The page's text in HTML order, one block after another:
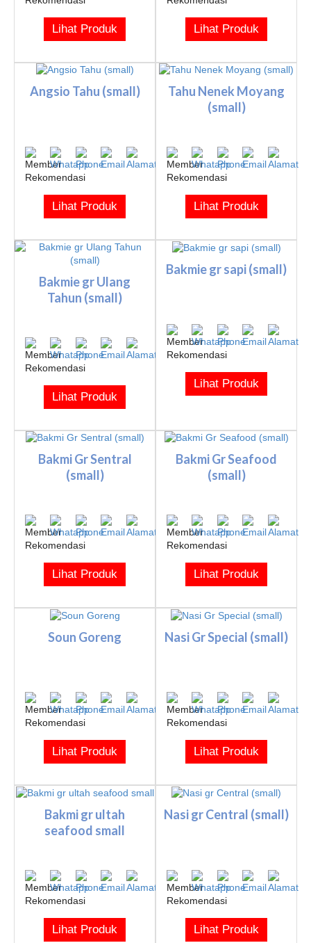
Lihat Produk Lihat Produk
Angsio Tahu (small)
Lihat Produk
Tahu Nenek Moyang
(small)
Lihat Produk
Bakmie gr Ulang
Tahun (small)
Lihat Produk
Bakmie gr sapi (small)
Lihat Produk
Bakmi Gr Sentral
(small)
Lihat Produk
Bakmi Gr Seafood
(small)
Lihat Produk
Soun Goreng
Lihat Produk
Nasi Gr Special (small)
Lihat Produk
Bakmi gr ultah
seafood small
Lihat Produk
Nasi gr Central (small)
Lihat Produk